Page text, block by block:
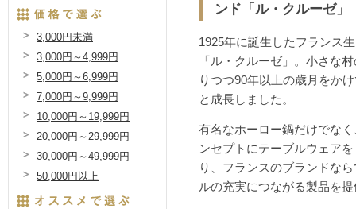
ンド「ル・クルーゼ」
1925年に誕生したフランス
「ル・クルーゼ」。小さな
りつつ90年以上の歳月をか
と成長しました。
有名なホーロー鍋だけでな
ンセプトにテーブルウェア
り、フランスのブランドな
ルの充実につながる製品を
3,000円未満
3,000円～4,999円
5,000円～6,999円
7,000円～9,999円
10,000円～19,999円
20,000円～29,999円
30,000円～49,999円
50,000円以上